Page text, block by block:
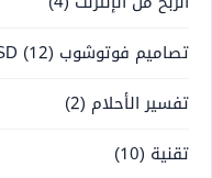
تصاميم فوتوشوب PSD (12)
تفسير الأحلام (2)
تقنية (10)